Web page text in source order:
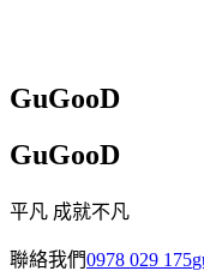
GuGooD
GuGooD
平凡 成就不凡
聯絡我們0978 029 175